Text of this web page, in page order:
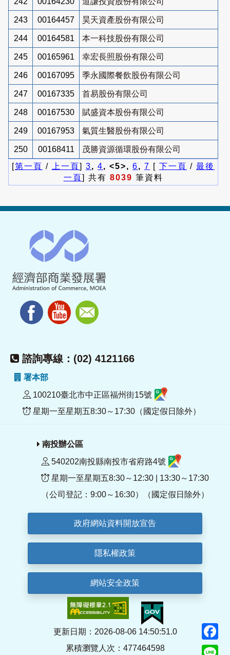
243 00164457 昊天資產股份有限公司
244 00164581 本一科技股份有限公司
245 00165961 幸宏長照股份有限公司
246 00167095 季永國際餐飲股份有限公司
247 00167335 首易股份有限公司
248 00167530 賦盛資本股份有限公司
249 00167953 氣質生醫股份有限公司
250 00168411
茂勝資源循環股份有限公司
[第一頁 / 上一頁] 3, 4, <5>, 6, 7 [ 下一頁 / 最後
一頁] 共有 8039 筆資料
諮詢專線：(02) 4121166
署本部
100210臺北市中正區福州街15號
星期一至星期五8:30～17:30（國定假日除外）
南投辦公區
540202南投縣南投市省府路4號
星期一至星期五8:30～12:30 | 13:30～17:30
（公司登記：9:00～16:30）（國定假日除外）
政府網站資料開放宣告
隱私權政策
網站安全政策
更新日期：2026-08-06 14:50:51.0
累積瀏覽人次：477464598